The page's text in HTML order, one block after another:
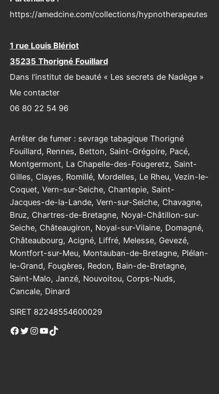
https://amedcine.com/collections/hypnotherapeutes
1 rue Louis Blériot
35235 Thorigné Fouillard
Dans l’institut de beauté « Les secrets de Nadège »
Me contacter
06 80 22 54 96
Arrêter de fumer : sevrage tabagique Thorigné
Fouillard, Rennes, Betton, Saint-Grégoire, Pacé,
Montgermont, La Chapelle-des-Fougeretz, Saint-
Gilles, Clayes, Romillé, Mordelles, Le Rheu, Vezin-le-
Coquet, Vern-sur-Seiche, Chantepie, Saint-
Jacques-de-la-Lande, Vern-sur-Seiche, Chavagne,
Bruz, Chartres-de-Bretagne, Noyal-Châtillon-sur-
Seiche, Châteaugiron, Noyal-sur-Vilaine, Domagné,
Châteaubourg, Acigné, Liffré, Melesse, Gevezé,
Montfort-sur-Meu, Montauban-de-Bretagne, Plélan-
le-Grand, Fougères, Redon, Bain-de-Bretagne,
Saint-Malo, Janzé, Nouvoitou, Corps-Nuds,
Cancale, Dinard
SIRET 82248554600029